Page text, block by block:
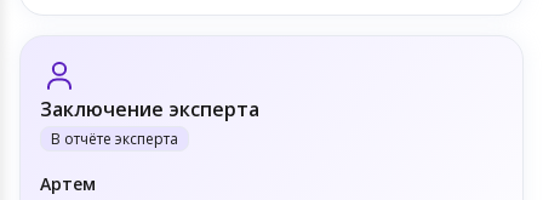
Заключение эксперта
В отчёте эксперта
Артем